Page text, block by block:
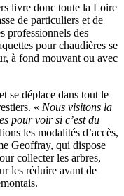
livre donc toute la Loire
de particuliers et de
professionnels des
pour chaudières se
à fond mouvant ou avec
se déplace dans tout le
« Nous visitons la
pour voir si c’est du
les modalités d’accès,
Geoffray, qui dispose
collecter les arbres,
les réduire avant de